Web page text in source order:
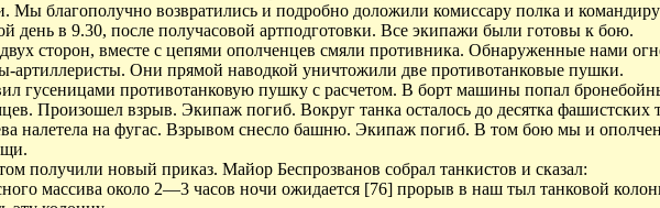
благополучно возвратились и подробно доложили комиссару полка и командиру
день в 9.30, после получасовой артподготовки. Все экипажи были готовы к бою.
сторон, вместе с цепями ополченцев смяли противника. Обнаруженные нами
артиллеристы. Они прямой наводкой уничтожили две противотанковые пушки.
гусеницами противотанковую пушку с расчетом. В борт машины попал
Произошел взрыв. Экипаж погиб. Вокруг танка осталось до десятка фашистских
налетела на фугас. Взрывом снесло башню. Экипаж погиб. В том бою мы и
получили новый приказ. Майор Беспрозванов собрал танкистов и сказал:
массива около 2—3 часов ночи ожидается [76] прорыв в наш тыл танковой